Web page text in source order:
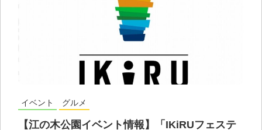
イベント グルメ
【江の木公園イベント情報】「IKiRUフェステ